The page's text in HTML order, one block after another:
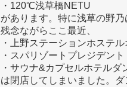
・120℃浅草橋NETU
があります。特に浅草の野乃
残念ながらここ最近、
・上野ステーションホステ
・スパリゾートプレジデント
・サウナ&カプセルホテルダ
は閉店してしまいました。